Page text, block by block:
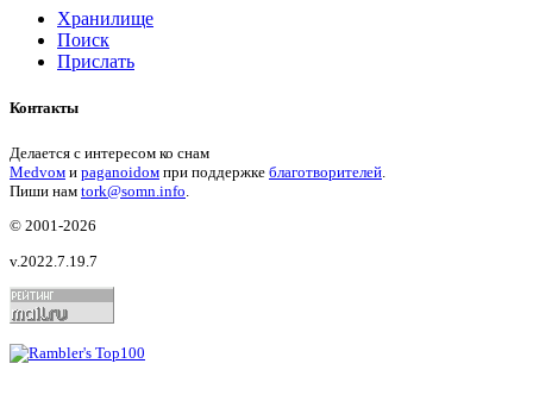
Хранилище
Поиск
Прислать
Контакты
Делается с интересом ко снам
Medvом и paganoidом при поддержке благотворителей
Пиши нам tork@somn.info
© 2001-2026
v.2022.7.19.7